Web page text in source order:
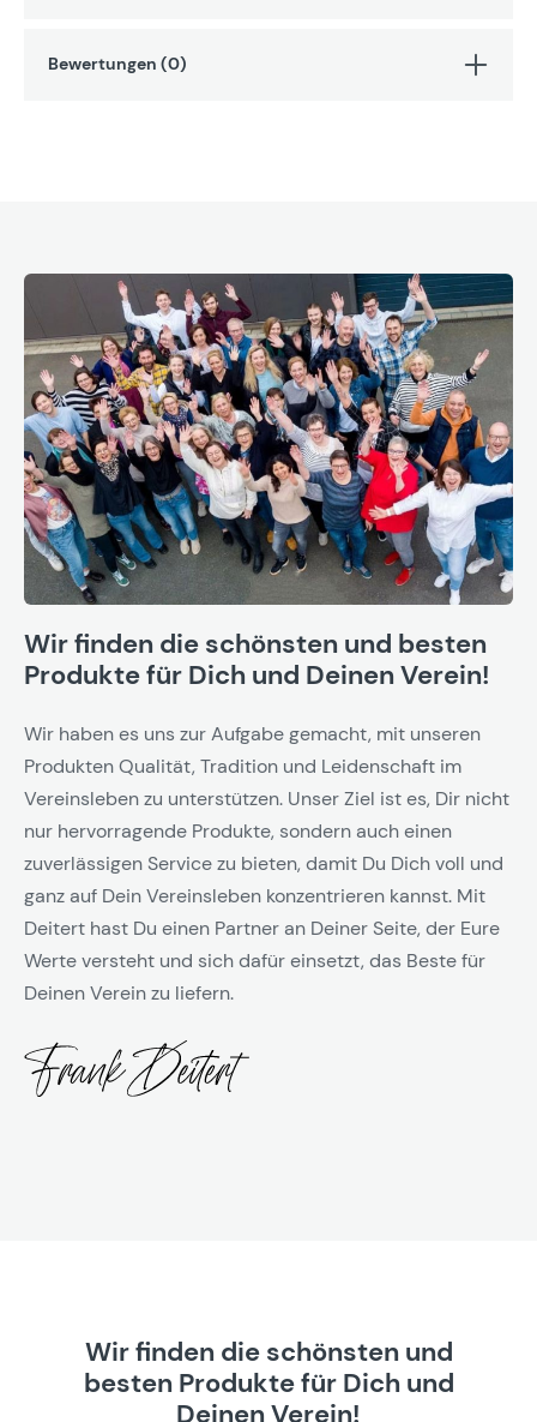
Bewertungen (0)
Wir finden die schönsten und besten
Produkte für Dich und Deinen Verein!
Wir haben es uns zur Aufgabe gemacht, mit unseren
Produkten Qualität, Tradition und Leidenschaft im
Vereinsleben zu unterstützen. Unser Ziel ist es, Dir nicht
nur hervorragende Produkte, sondern auch einen
zuverlässigen Service zu bieten, damit Du Dich voll und
ganz auf Dein Vereinsleben konzentrieren kannst. Mit
Deitert hast Du einen Partner an Deiner Seite, der Eure
Werte versteht und sich dafür einsetzt, das Beste für
Deinen Verein zu liefern.
Wir finden die schönsten und
besten Produkte für Dich und
Deinen Verein!